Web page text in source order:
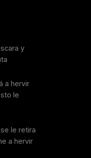
y
a hervir
le
le retira
a hervir